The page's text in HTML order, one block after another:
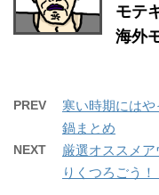
モテ
海外
PREV
寒い時期には
鍋まとめ
NEXT
厳選オススメ
りくつろごう！